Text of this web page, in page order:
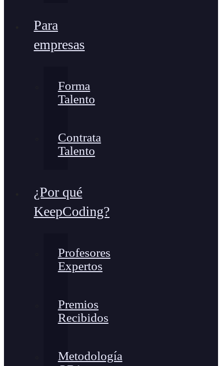
Para
empresas
Forma
Talento
Contrata
Talento
¿Por qué
KeepCoding?
Profesores
Expertos
Premios
Recibidos
Metodología